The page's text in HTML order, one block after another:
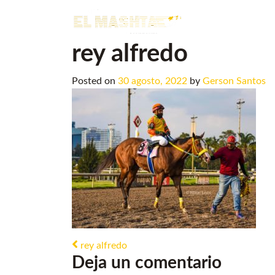
Main Navigation
rey alfredo
Posted on 30 agosto, 2022 by Gerson Santos
Post navigation
rey alfredo
Deja un comentario